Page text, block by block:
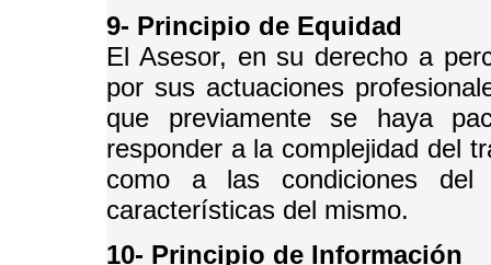
9- Principio de Equidad
El Asesor, en su derecho a
por sus actuaciones
que previamente se haya
responder a la complejidad del
como a las condiciones
características del mismo.
10- Principio de Información